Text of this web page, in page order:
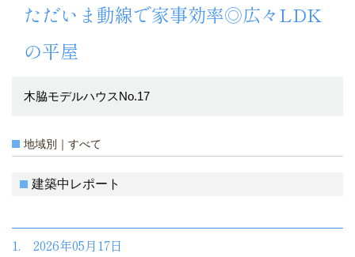
ただいま動線で家事効率◎広々LDK
の平屋
木脇モデルハウスNo.17
地域別｜すべて
建築中レポート
1. 2026年05月17日